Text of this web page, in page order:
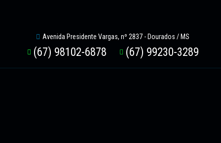
Avenida Presidente Vargas, nº 2837 - Dourados / MS
(67) 98102-6878 (67) 99230-3289